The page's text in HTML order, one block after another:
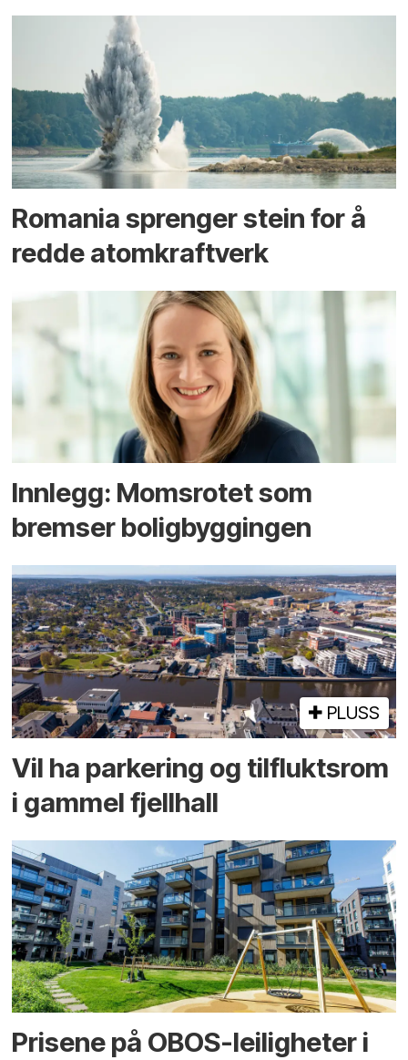
Romania sprenger stein for å
redde atomkraftverk
Innlegg: Moms­rotet som
bremser bolig­byggingen
PLUSS
Vil ha parkering og tilflukts­rom
i gammel fjellhall
Prisene på OBOS-leiligheter i